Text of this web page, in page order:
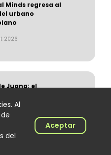
Minds regresa al
urbano
2026
Juana: el
en Colombia un
Al
del
Aceptar